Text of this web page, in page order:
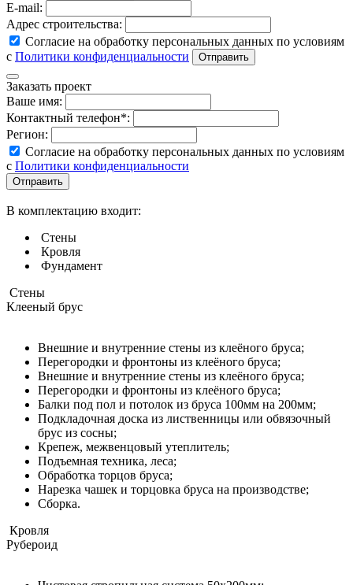
E-mail:
Адрес строительства:
Согласие на обработку персональных данных по условиям
с Политики конфиденциальности
Заказать проект
Ваше имя:
Контактный телефон*:
Регион:
Согласие на обработку персональных данных по условиям
с Политики конфиденциальности
В комплектацию входит:
Стены
Кровля
Фундамент
Стены
Клееный брус
Внешние и внутренние стены из клеёного бруса;
Перегородки и фронтоны из клеёного бруса;
Внешние и внутренние стены из клеёного бруса;
Перегородки и фронтоны из клеёного бруса;
Балки под пол и потолок из бруса 100мм на 200мм;
Подкладочная доска из лиственницы или обвязочный
брус из сосны;
Крепеж, межвенцовый утеплитель;
Подъемная техника, леса;
Обработка торцов бруса;
Нарезка чашек и торцовка бруса на производстве;
Сборка.
Кровля
Рубероид